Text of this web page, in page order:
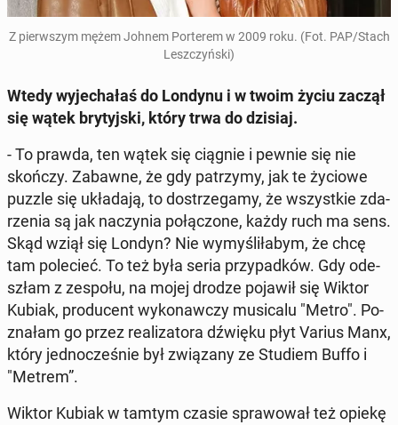
Z pierw­szym mężem Johnem Por­te­rem w 2009 roku. (Fot. PAP/Stach
Lesz­czyń­ski)
Wtedy wy­je­cha­łaś do Londynu i w twoim życiu zaczął
się wątek bry­tyj­ski, który trwa do dzisiaj.
- To prawda, ten wątek się ciągnie i pewnie się nie
skończy. Zabawne, że gdy pa­trzy­my, jak te życiowe
puzzle się ukła­da­ją, to do­strze­ga­my, że wszyst­kie zda­
rze­nia są jak na­czy­nia po­łą­czo­ne, każdy ruch ma sens.
Skąd wziął się Londyn? Nie wy­my­śli­ła­bym, że chcę
tam po­le­cieć. To też była seria przy­pad­ków. Gdy ode­
szłam z zespołu, na mojej drodze pojawił się Wiktor
Kubiak, pro­du­cent wy­ko­naw­czy mu­si­ca­lu "Metro". Po­
zna­łam go przez re­ali­za­to­ra dźwięku płyt Varius Manx,
który jed­no­cze­śnie był zwią­za­ny ze Studiem Buffo i
"Metrem”.
Wiktor Kubiak w tamtym czasie spra­wo­wał też opiekę